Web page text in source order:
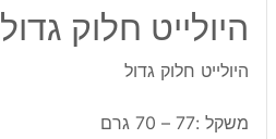
היולייט חלוק גדול
היולייט חלוק גדול
משקל :77 – 70 גרם